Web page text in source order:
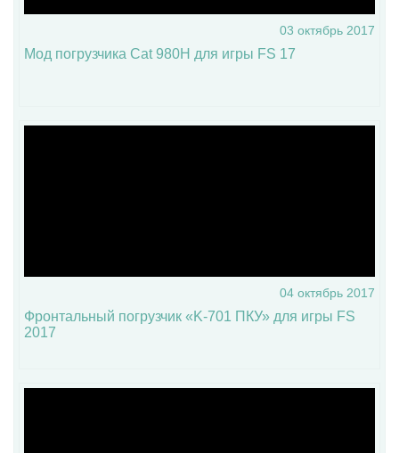
03 октябрь 2017
Мод погрузчика Cat 980H для игры FS 17
04 октябрь 2017
Фронтальный погрузчик «K-701 ПКУ» для игры FS
2017